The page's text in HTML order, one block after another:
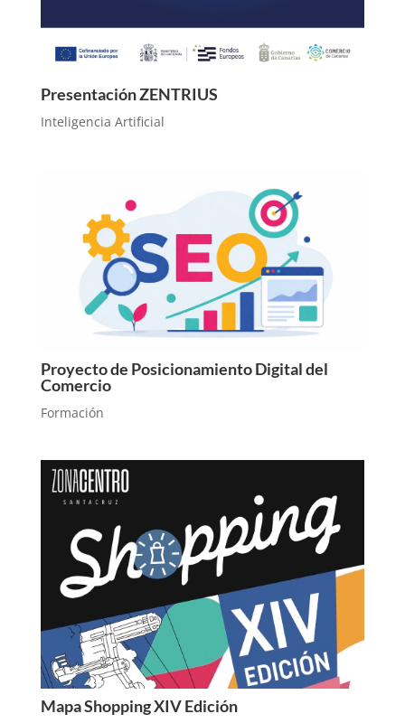
Presentación ZENTRIUS
Inteligencia Artificial
Proyecto de Posicionamiento Digital del
Comercio
Formación
Mapa Shopping XIV Edición